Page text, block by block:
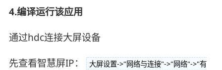
4.编译运行该应用
通过hdc连接大屏设备
先查看智慧屏IP：
大屏设置->"网络与连接"->"网络"->"有